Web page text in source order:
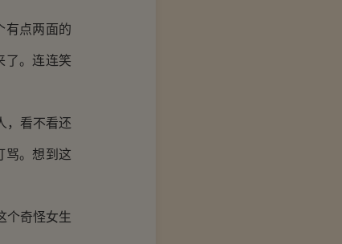
点两面的
了。连连笑
，看不看还
骂。想到这
个奇怪女生